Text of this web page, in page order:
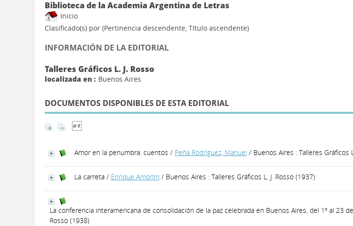
Biblioteca de la Academia Argentina de Letras
Inicio
Clasificado(s) por (Pertinencia descendente, Título ascendente)
INFORMACIÓN DE LA EDITORIAL
Talleres Gráficos L. J. Rosso
localizada en : Buenos Aires
DOCUMENTOS DISPONIBLES DE ESTA EDITORIAL
Amor en la penumbra: cuentos / Peña Rodríguez, Manuel / Buenos Aires : Talleres Gráficos
La carreta / Enrique Amorím / Buenos Aires : Talleres Gráficos L. J. Rosso (1937)
La conferencia interamericana de consolidación de la paz celebrada en Buenos Aires, del 1º al 23
Rosso (1938)